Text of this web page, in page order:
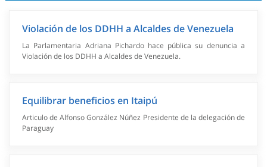
Violación de los DDHH a Alcaldes de Venezuela
La Parlamentaria Adriana Pichardo hace pública su denuncia a
Violación de los DDHH a Alcaldes de Venezuela.
Equilibrar beneficios en Itaipú
Articulo de Alfonso González Núñez Presidente de la delegación de
Paraguay